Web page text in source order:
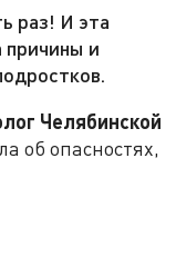
раз! И эта
причины и
Челябинской
об опасностях,